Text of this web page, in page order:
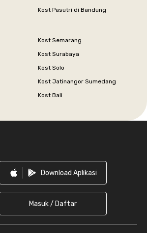
Kost Pasutri di Bandung
Kost Semarang
Kost Surabaya
Kost Solo
Kost Jatinangor Sumedang
Kost Bali
Download Aplikasi
Masuk / Daftar